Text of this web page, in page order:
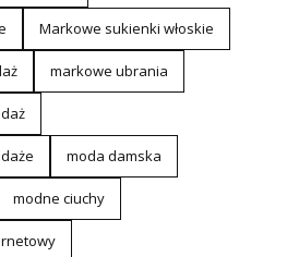
Markowe sukienki włoskie
markowe ubrania
moda damska
modne ciuchy